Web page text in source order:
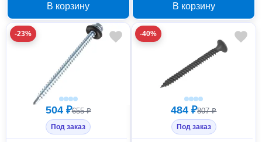
40 шт, 493020
В корзину
фосфатированный, 350
шт, 430022
В корзину
-23%
504 ₽655 ₽
Под заказ
-40%
484 ₽807 ₽
Под заказ